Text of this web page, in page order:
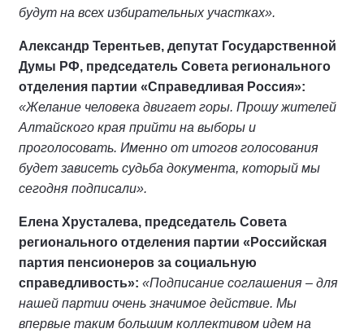
будут на всех избирательных участках».
Александр Терентьев, депутат Государственной
Думы РФ, председатель Совета регионального
отделения партии «Справедливая Россия»:
«Желание человека двигает горы. Прошу жителей
Алтайского края прийти на выборы и
проголосовать. Именно от итогов голосования
будет зависеть судьба документа, который мы
сегодня подписали».
Елена Хрусталева, председатель Совета
регионального отделения партии «Российская
партия пенсионеров за социальную
справедливость»: «Подписание соглашения – для
нашей партии очень значимое действие. Мы
впервые таким большим коллективом идем на